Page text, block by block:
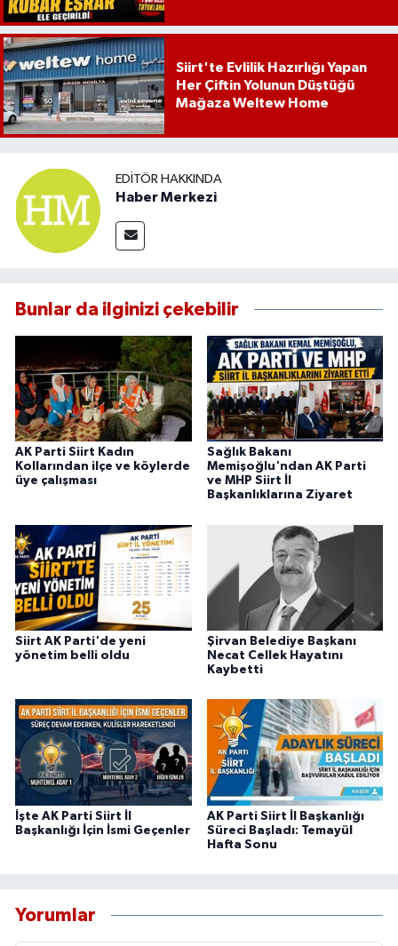
Siirt'te Evlilik Hazırlığı Yapan
Her Çiftin Yolunun Düştüğü
Mağaza Weltew Home
EDITÖR HAKKINDA
Haber Merkezi
Bunlar da ilginizi çekebilir
AK Parti Siirt Kadın
Kollarından ilçe ve köylerde
üye çalışması
Sağlık Bakanı
Memişoğlu'ndan AK Parti
ve MHP Siirt İl
Başkanlıklarına Ziyaret
Siirt AK Parti'de yeni
yönetim belli oldu
Şirvan Belediye Başkanı
Necat Cellek Hayatını
Kaybetti
İşte AK Parti Siirt İl
Başkanlığı İçin İsmi Geçenler
AK Parti Siirt İl Başkanlığı
Süreci Başladı: Temayül
Hafta Sonu
Yorumlar